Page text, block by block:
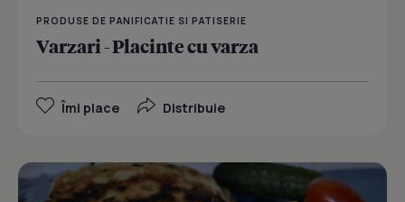
PRODUSE DE PANIFICATIE SI PATISERIE
Varzari - Placinte cu varza
Îmi place Distribuie